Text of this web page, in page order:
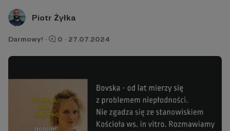
Piotr Żyłka
Darmowy! · 0 · 27.07.2024